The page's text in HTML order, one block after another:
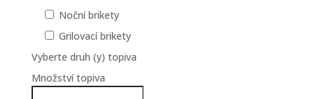
Noční brikety
Grilovací brikety
Vyberte druh (y) topiva
Množství topiva